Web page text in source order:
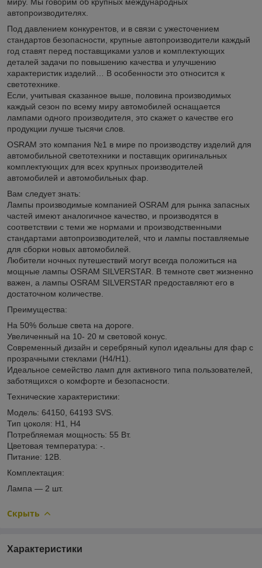
автопроизводителях.
Под давлением конкурентов, и в связи с ужесточением
стандартов безопасности, крупные автопроизводители каждый
год ставят перед поставщиками узлов и комплектующих
деталей задачи по повышению качества и улучшению
характеристик изделий… В особенности это относится к
светотехнике.
Если, учитывая сказанное выше, половина производимых
каждый сезон по всему миру автомобилей оснащается
лампами одного производителя, это скажет о качестве его
продукции лучше тысячи слов.
OSRAM это компания №1 в мире по производству изделий для
автомобильной светотехники и поставщик оригинальных
комплектующих для всех крупных производителей
автомобилей и автомобильных фар.
Вам следует знать:
Лампы производимые компанией OSRAM для рынка запасных
частей имеют аналогичное качество, и производятся в
соответствии с теми же нормами и производственными
стандартами автопроизводителей, что и лампы поставляемые
для сборки новых автомобилей.
Любители ночных путешествий могут всегда положиться на
мощные лампы OSRAM SILVERSTAR. В темноте свет жизненно
важен, а лампы OSRAM SILVERSTAR предоставляют его в
достаточном количестве.
Преимущества:
На 50% больше света на дороге.
Увеличенный на 10- 20 м световой конус.
Современный дизайн и серебряный купол идеальны для фар с
прозрачными стеклами (H4/H1).
Идеальное семейство ламп для активного типа пользователей,
заботящихся о комфорте и безопасности.
Технические характеристики:
Модель: 64150, 64193 SVS.
Тип цоколя: H1, H4
Потребляемая мощность: 55 Вт.
Цветовая температура: -.
Питание: 12В.
Комплектация:
Лампа — 2 шт.
Скрыть
Характеристики